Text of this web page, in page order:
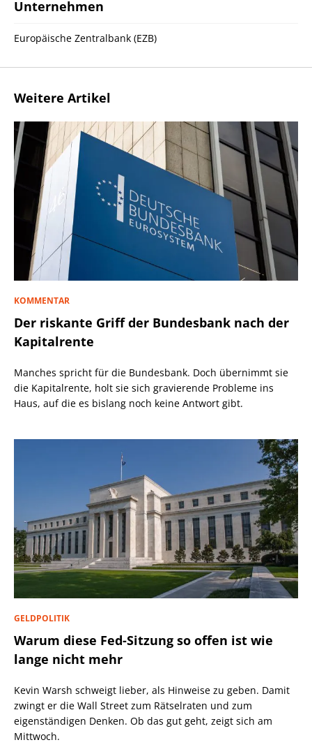
Unternehmen
Europäische Zentralbank (EZB)
Weitere Artikel
KOMMENTAR
Der riskante Griff der Bundesbank nach der
Kapitalrente
Manches spricht für die Bundesbank. Doch übernimmt sie
die Kapitalrente, holt sie sich gravierende Probleme ins
Haus, auf die es bislang noch keine Antwort gibt.
GELDPOLITIK
Warum diese Fed-Sitzung so offen ist wie
lange nicht mehr
Kevin Warsh schweigt lieber, als Hinweise zu geben. Damit
zwingt er die Wall Street zum Rätselraten und zum
eigenständigen Denken. Ob das gut geht, zeigt sich am
Mittwoch.